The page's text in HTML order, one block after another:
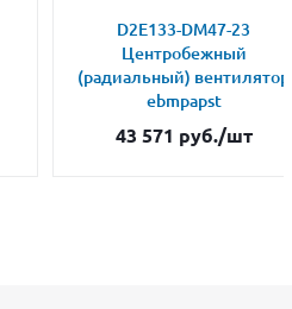
D2E133-DM47-23
Центробежный
(радиальный) вентилятор
ebmpapst
43 571 руб./шт